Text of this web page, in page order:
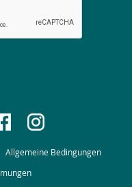
Allgemeine Bedingungen